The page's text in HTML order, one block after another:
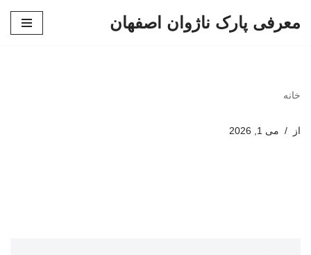
معرفی پارک ناژوان اصفهان
خانه
از می 1, 2026